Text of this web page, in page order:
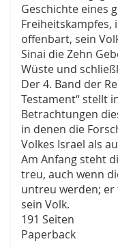
Geschichte eines
Freiheitskampfes,
offenbart, sein
Sinai die Zehn
Wüste und
Der 4. Band der
Testament“ stellt
Betrachtungen
in denen die
Volkes Israel als
Am Anfang steht
treu, auch wenn
untreu werden;
sein Volk.
191 Seiten
Paperback